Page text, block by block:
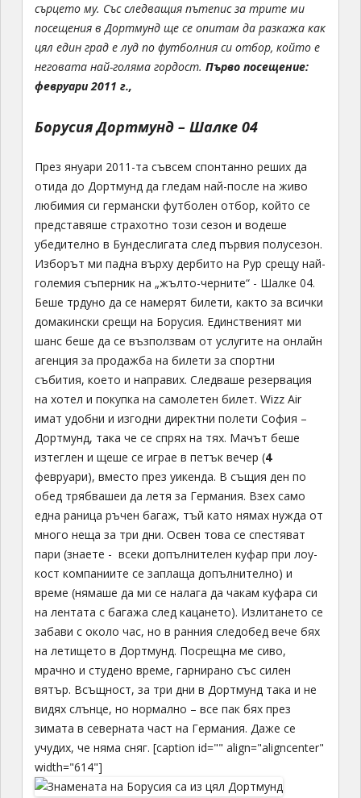
сърцето му. Със следващия пътепис за трите ми
посещения в Дортмунд ще се опитам да разкажа как
цял един град е луд по футболния си отбор, който е
неговата най-голяма гордост. Първо посещение:
февруари 2011 г.,
Борусия Дортмунд – Шалке 04
През януари 2011-та съвсем спонтанно реших да
отида до Дортмунд да гледам най-после на живо
любимия си германски футболен отбор, който се
представяше страхотно този сезон и водеше
убедително в Бундеслигата след първия полусезон.
Изборът ми падна върху дербито на Рур срещу най-
големия съперник на „жълто-черните“ - Шалке 04.
Беше трдуно да се намерят билети, както за всички
домакински срещи на Борусия. Единственият ми
шанс беше да се възползвам от услугите на онлайн
агенция за продажба на билети за спортни
събития, което и направих. Следваше резервация
на хотел и покупка на самолетен билет. Wizz Air
имат удобни и изгодни директни полети София –
Дортмунд, така че се спрях на тях. Мачът беше
изтеглен и щеше се играе в петък вечер (4
февруари), вместо през уикенда. В същия ден по
обед трябвашеи да летя за Германия. Взех само
една раница ръчен багаж, тъй като нямах нужда от
много неща за три дни. Освен това се спестяват
пари (знаете - всеки допълнителен куфар при лоу-
кост компаниите се заплаща допълнително) и
време (нямаше да ми се налага да чакам куфара си
на лентата с багажа след кацането). Излитането се
забави с около час, но в ранния следобед вече бях
на летището в Дортмунд. Посрещна ме сиво,
мрачно и студено време, гарнирано със силен
вятър. Всъщност, за три дни в Дортмунд така и не
видях слънце, но нормално – все пак бях през
зимата в северната част на Германия. Даже се
учудих, че няма сняг. [caption id="" align="aligncenter"
width="614"]